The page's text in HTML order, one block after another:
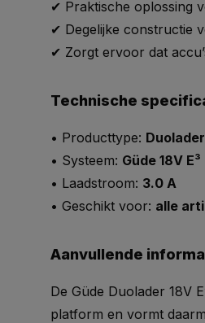
✔ Praktische oplossing
✔ Degelijke constructie
✔ Zorgt ervoor dat
Technische
• Producttype:
• Systeem: Güde 18V E³
• Laadstroom: 3.0 A
• Geschikt voor: alle
Aanvullende
De Güde Duolader 18V
platform en vormt